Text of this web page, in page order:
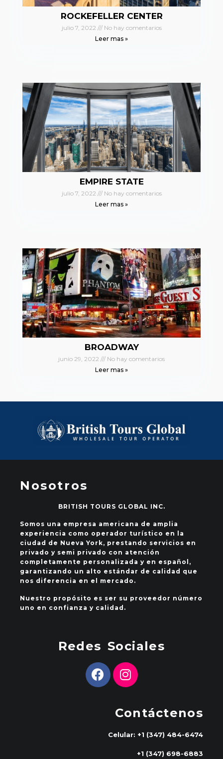
ROCKEFELLER CENTER
julio 7, 2022
No hay comentarios
Leer mas »
EMPIRE STATE
julio 7, 2022
No hay comentarios
Leer mas »
BROADWAY
junio 29, 2022
No hay comentarios
Leer mas »
Nosotros
BRITISH TOURS GLOBAL INC.
Somos una empresa americana de amplia
experiencia como operador turístico en la
ciudad de Nueva York, prestando servicios en
privado y semi privado con atención
completamente personalizada y en español,
garantizando un alto estándar de calidad que
nos diferencia en el mercado.
Nuestro propósito es ser su proveedor número
uno en confianza y calidad.
Redes Sociales
Contáctenos
Celular: +1 (347) 484-6474
+1 (347) 698-6883